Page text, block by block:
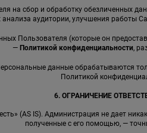
на сбор и обработку обезличенных
анализа аудитории, улучшения работы
Пользователя (которые он
— Политикой конфиденциальности,
данные обрабатываются
Политикой
6. ОГРАНИЧЕНИЕ
(AS IS). Администрация не дает
полученные с его помощью, —